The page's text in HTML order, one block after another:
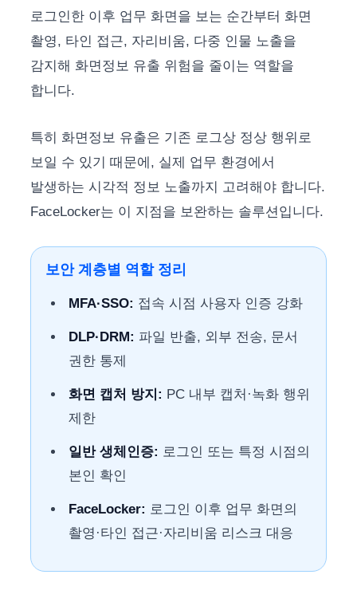
로그인한 이후 업무 화면을 보는 순간부터 화면
촬영, 타인 접근, 자리비움, 다중 인물 노출을
감지해 화면정보 유출 위험을 줄이는 역할을
합니다.
특히 화면정보 유출은 기존 로그상 정상 행위로
보일 수 있기 때문에, 실제 업무 환경에서
발생하는 시각적 정보 노출까지 고려해야 합니다.
FaceLocker는 이 지점을 보완하는 솔루션입니다.
보안 계층별 역할 정리
MFA·SSO: 접속 시점 사용자 인증 강화
DLP·DRM: 파일 반출, 외부 전송, 문서
권한 통제
화면 캡처 방지: PC 내부 캡처·녹화 행위
제한
일반 생체인증: 로그인 또는 특정 시점의
본인 확인
FaceLocker: 로그인 이후 업무 화면의
촬영·타인 접근·자리비움 리스크 대응